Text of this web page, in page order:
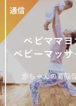
ベビママヨ
ベビーマッサ
赤ちゃんの育脳